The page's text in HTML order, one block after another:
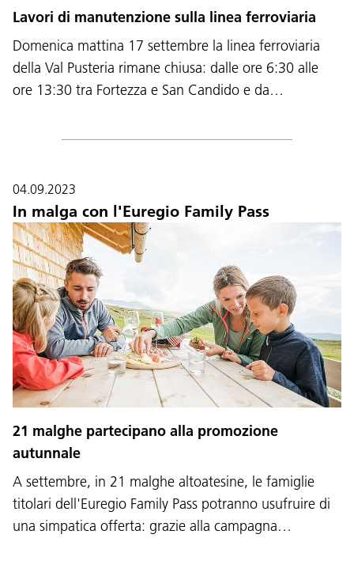
Lavori di manutenzione sulla linea ferroviaria
Domenica mattina 17 settembre la linea ferroviaria
della Val Pusteria rimane chiusa: dalle ore 6:30 alle
ore 13:30 tra Fortezza e San Candido e da…
04.09.2023
In malga con l'Euregio Family Pass
21 malghe partecipano alla promozione
autunnale
A settembre, in 21 malghe altoatesine, le famiglie
titolari dell'Euregio Family Pass potranno usufruire di
una simpatica offerta: grazie alla campagna…